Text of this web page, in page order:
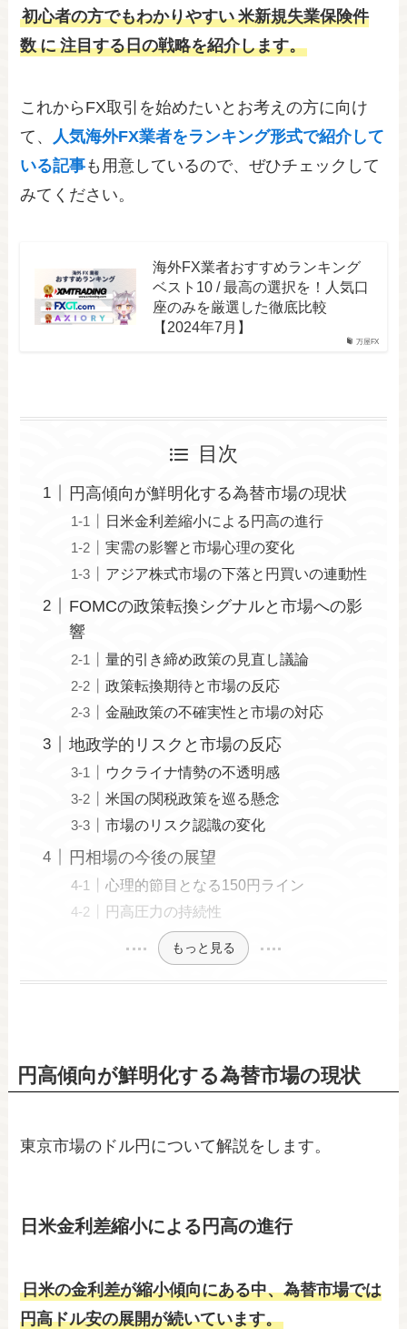
初心者の方でもわかりやすい 米新規失業保険件
数 に 注目する日の戦略を紹介します。
これからFX取引を始めたいとお考えの方に向け
て、 人気海外FX業者をランキング形式で紹介して
いる記事も用意しているので、ぜひチェックして
みてください。
万屋FX
海外FX業者おすすめランキング
ベスト10 / 最高の選択を！人気口
座のみを厳選した徹底比較
【2024年7月】
目次
円高傾向が鮮明化する為替市場の現状
日米金利差縮小による円高の進行
実需の影響と市場心理の変化
アジア株式市場の下落と円買いの連動性
FOMCの政策転換シグナルと市場への影
響
量的引き締め政策の見直し議論
政策転換期待と市場の反応
金融政策の不確実性と市場の対応
地政学的リスクと市場の反応
ウクライナ情勢の不透明感
米国の関税政策を巡る懸念
市場のリスク認識の変化
円相場の今後の展望
心理的節目となる150円ライン
円高圧力の持続性
もっと見る
円高傾向が鮮明化する為替市場の現状
東京市場のドル円について解説をします。
日米金利差縮小による円高の進行
日米の金利差が縮小傾向にある中、為替市場では
円高ドル安の展開が続いています。